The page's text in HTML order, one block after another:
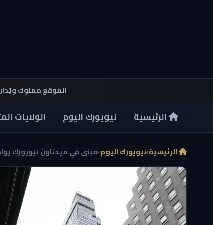
الموقع مملوك
الرئيسية نيويورك اليوم الولايات
الرئيسية›نيويورك اليوم›مبنى في ميدتاون نيويورك